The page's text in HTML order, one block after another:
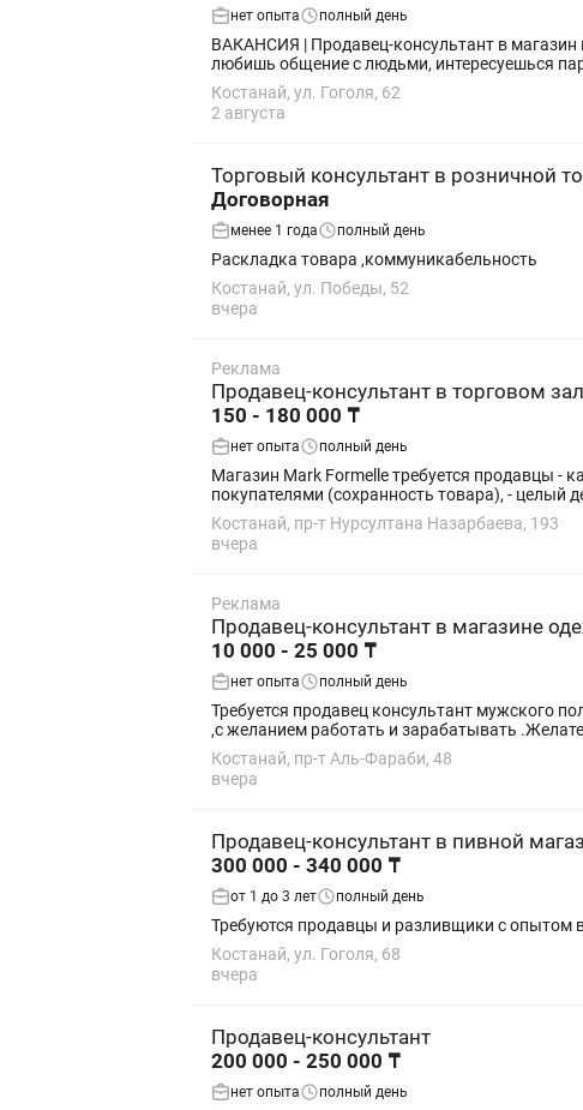
нет опыта полный день
ВАКАНСИЯ | Продавец-консультант в магазин парфюмерии Ищем в нашу команду ответственного и общительного
любишь общение с людьми, интересуешься
Костанай, ул. Гоголя, 62
2 августа
Торговый консультант в розничной
Договорная
менее 1 года полный день
Раскладка товара ,коммуникабельность
Костанай, ул. Победы, 52
вчера
Реклама
Продавец-консультант в торговом
150 - 180 000 ₸
нет опыта полный день
Магазин Mark Formelle требуется продавцы -
покупателями (сохранность товара), - целый
Костанай, пр-т Нурсултана Назарбаева, 193
вчера
Реклама
Продавец-консультант в магазине
10 000 - 25 000 ₸
нет опыта полный день
Требуется продавец консультант мужского
,с желанием работать и зарабатывать
Костанай, пр-т Аль-Фараби, 48
вчера
Продавец-консультант в пивной
300 000 - 340 000 ₸
от 1 до 3 лет полный день
Костанай, ул. Гоголя, 68
вчера
Продавец-консультант
200 000 - 250 000 ₸
нет опыта полный день